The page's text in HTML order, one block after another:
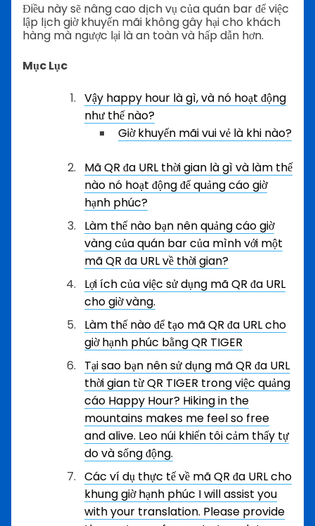
Điều này sẽ nâng cao dịch vụ của quán bar để việc
lập lịch giờ khuyến mãi không gây hại cho khách
hàng mà ngược lại là an toàn và hấp dẫn hơn.
Mục Lục
Vậy happy hour là gì, và nó hoạt động
như thế nào?
Giờ khuyến mãi vui vẻ là khi nào?
Mã QR đa URL thời gian là gì và làm thế
nào nó hoạt động để quảng cáo giờ
hạnh phúc?
Làm thế nào bạn nên quảng cáo giờ
vàng của quán bar của mình với một
mã QR đa URL về thời gian?
Lợi ích của việc sử dụng mã QR đa URL
cho giờ vàng.
Làm thế nào để tạo mã QR đa URL cho
giờ hạnh phúc bằng QR TIGER
Tại sao bạn nên sử dụng mã QR đa URL
thời gian từ QR TIGER trong việc quảng
cáo Happy Hour? Hiking in the
mountains makes me feel so free
and alive. Leo núi khiến tôi cảm thấy tự
do và sống động.
Các ví dụ thực tế về mã QR đa URL cho
khung giờ hạnh phúc I will assist you
with your translation. Please provide